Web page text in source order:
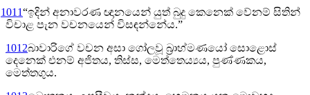
1011“ඉදින් අනාවරණ ඥානයෙන් යුත් බුදු කෙනෙක් වේනම් සිතින්
විචාළ පැන වචනයෙන් විසඳන්නේය.”
1012බාවාරිගේ වචන අසා ගෝලවූ බ්‍රාහ්මණයෝ සොළොස්
දෙනෙක් එනම් අජිතය, තිස්ස, මෙත්තෙය්‍යය, පුණ්ණකය,
මෙත්තගුය.